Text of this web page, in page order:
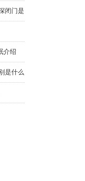
闭门是
介绍
是什么